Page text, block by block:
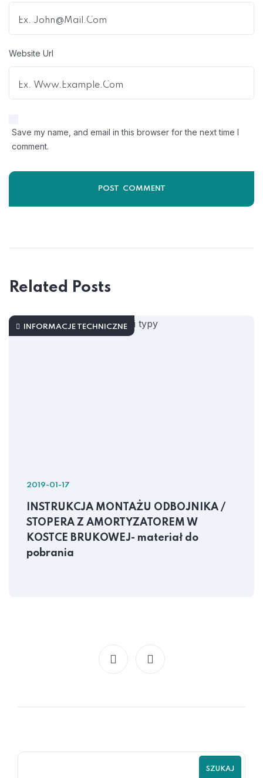
Website Url
Save my name, and email in this browser for the next time I
comment.
Related Posts
INFORMACJE TECHNICZNE
2019-01-17
INSTRUKCJA MONTAŻU ODBOJNIKA /
STOPERA Z AMORTYZATOREM W
KOSTCE BRUKOWEJ- materiał do
pobrania
SZUKAJ